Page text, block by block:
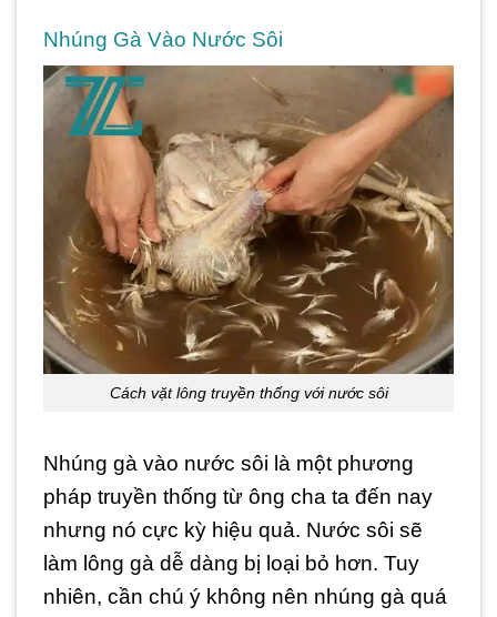
Nhúng Gà Vào Nước Sôi
Cách vặt lông truyền thống với nước sôi
Nhúng gà vào nước sôi là một phương
pháp truyền thống từ ông cha ta đến nay
nhưng nó cực kỳ hiệu quả. Nước sôi sẽ
làm lông gà dễ dàng bị loại bỏ hơn. Tuy
nhiên, cần chú ý không nên nhúng gà quá